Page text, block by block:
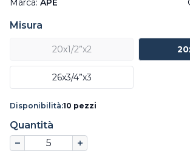
Marca: APE
Misura
20x1/2”x2
26x3/4”x3
Disponibilità:10 pezzi
Quantità